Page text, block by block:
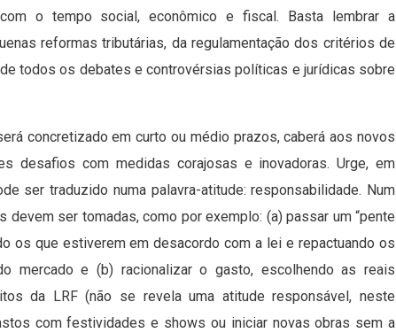
o tempo social, econômico e fiscal. Basta lembrar a
reformas tributárias, da regulamentação dos critérios de
todos os debates e controvérsias políticas e jurídicas sobre
concretizado em curto ou médio prazos, caberá aos novos
desafios com medidas corajosas e inovadoras. Urge, em
ser traduzido numa palavra-atitude: responsabilidade. Num
ser tomadas, como por exemplo: (a) passar um “pente
os que estiverem em desacordo com a lei e repactuando os
mercado e (b) racionalizar o gasto, escolhendo as reais
da LRF (não se revela uma atitude responsável, neste
com festividades e shows ou iniciar novas obras sem a